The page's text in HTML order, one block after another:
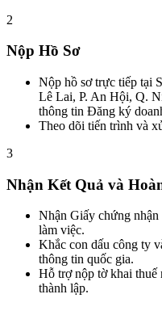
2
Nộp Hồ Sơ
Nộp hồ sơ trực tiếp tại
Lê Lai, P. An Hội, Q.
thông tin Đăng ký
Theo dõi tiến trình và
3
Nhận Kết Quả và
Nhận Giấy chứng
làm việc.
Khắc con dấu công ty
thông tin quốc gia.
Hỗ trợ nộp tờ khai thuế
thành lập.